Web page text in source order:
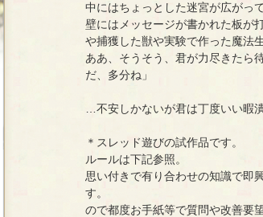
中にはちょっとした迷宮が広がっ
壁にはメッセージが書かれた板が
や捕獲した獣や実験で作った魔法
ああ、そうそう、君が力尽きたら
だ、多分ね」
…不安しかないが君は丁度いい暇
＊スレッド遊びの試作品です。
ルールは下記参照。
思い付きで有り合わせの知識で即
す。
ので都度お手紙等で質問や改善要